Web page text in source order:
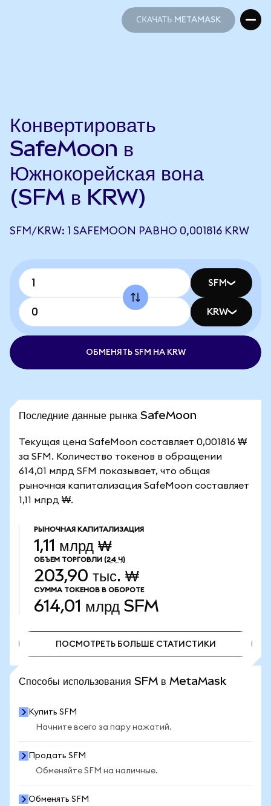
СКАЧАТЬ METAMASK
Конвертировать
SafeMoon в
Южнокорейская вона
(SFM в KRW)
SFM/KRW: 1 SAFEMOON РАВНО 0,001816 KRW
SFM
KRW
ОБМЕНЯТЬ SFM НА KRW
Последние данные рынка SafeMoon
Текущая цена SafeMoon составляет 0,001816 ₩
за SFM. Количество токенов в обращении
614,01 млрд SFM показывает, что общая
рыночная капитализация SafeMoon составляет
1,11 млрд ₩.
РЫНОЧНАЯ КАПИТАЛИЗАЦИЯ
1,11 млрд ₩
ОБЪЕМ ТОРГОВЛИ (24 Ч)
203,90 тыс. ₩
СУММА ТОКЕНОВ В ОБОРОТЕ
614,01 млрд SFM
ПОСМОТРЕТЬ БОЛЬШЕ СТАТИСТИКИ
Способы использования SFM в MetaMask
Купить SFM
Начните всего за пару нажатий.
Продать SFM
Обменяйте SFM на наличные.
Обменять SFM